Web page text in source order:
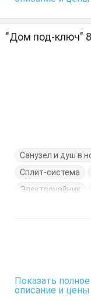
"Дом под-ключ"
Санузел и душ в
Сплит-система
Электрочайник
Кровати
Показать полное
описание и цены